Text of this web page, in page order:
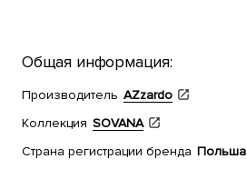
Общая информация:
Производитель AZzardo
Коллекция SOVANA
Страна регистрации бренда Польша